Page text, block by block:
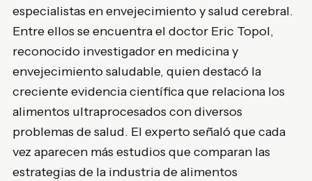
especialistas en envejecimiento y salud cerebral.
Entre ellos se encuentra el doctor Eric Topol,
reconocido investigador en medicina y
envejecimiento saludable, quien destacó la
creciente evidencia científica que relaciona los
alimentos ultraprocesados con diversos
problemas de salud. El experto señaló que cada
vez aparecen más estudios que comparan las
estrategias de la industria de alimentos